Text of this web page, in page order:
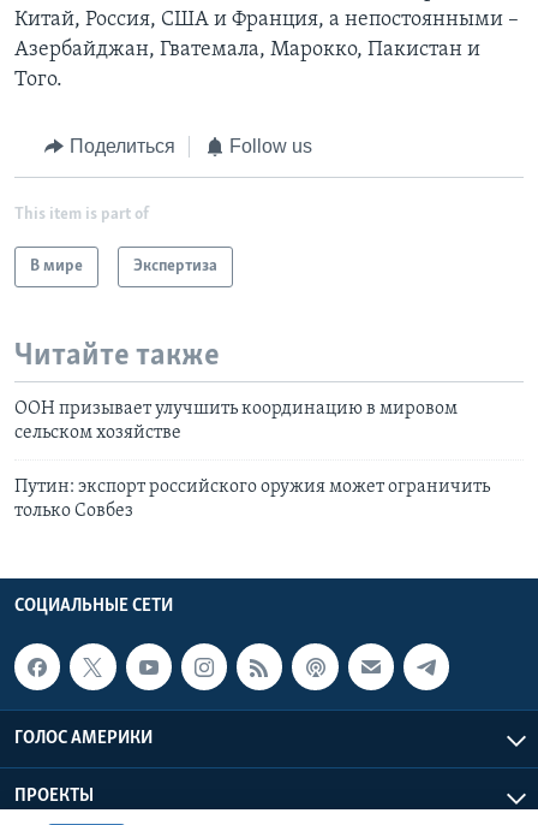
Китай, Россия, США и Франция, а непостоянными –
Азербайджан, Гватемала, Марокко, Пакистан и
Того.
Поделиться Follow us
This item is part of
В мире Экспертиза
Читайте также
ООН призывает улучшить координацию в мировом
сельском хозяйстве
Путин: экспорт российского оружия может ограничить
только Совбез
СОЦИАЛЬНЫЕ СЕТИ
ГОЛОС АМЕРИКИ
ПРОЕКТЫ